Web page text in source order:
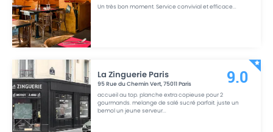
Un très bon moment. Service convivial et efficace...
La Zinguerie Paris
95 Rue du Chemin Vert,75011Paris
accueil au top. planche extra copieuse pour 2
gourmands. melange de salé sucré parfait. juste un
bemol un jeune serveur...
9.0